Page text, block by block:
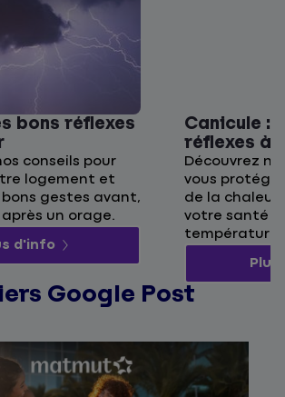
bons réflexes
conseils pour
logement et
gestes avant,
un orage.
d'info
Canicule :
réflexes à
Découvrez
vous
de la chaleur
votre santé
Google Post